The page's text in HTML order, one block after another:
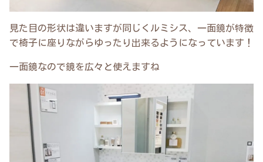
見た目の形状は違いますが同じくルミシス、一面鏡が特徴
で椅子に座りながらゆったり出来るようになっています！
一面鏡なので鏡を広々と使えますね